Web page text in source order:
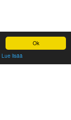
Ok
Lue lisää